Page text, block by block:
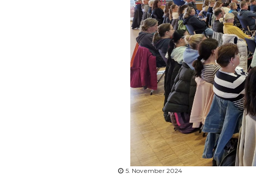
5. November 2024